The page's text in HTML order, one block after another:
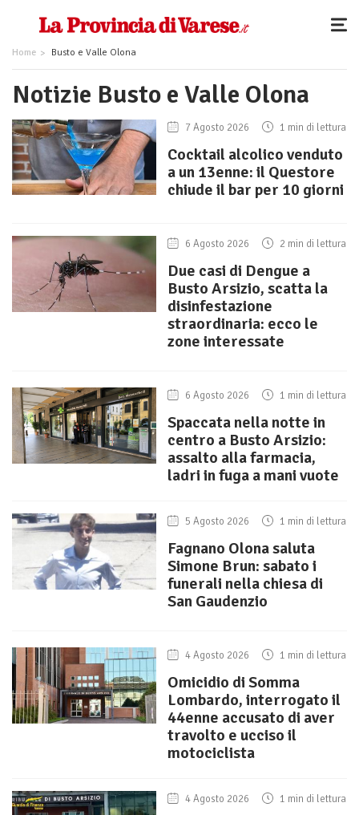
Home Busto e Valle Olona
Notizie Busto e Valle Olona
7 Agosto 2026 1 min di lettura
Cocktail alcolico venduto
a un 13enne: il Questore
chiude il bar per 10 giorni
6 Agosto 2026 2 min di lettura
Due casi di Dengue a
Busto Arsizio, scatta la
disinfestazione
straordinaria: ecco le
zone interessate
6 Agosto 2026 1 min di lettura
Spaccata nella notte in
centro a Busto Arsizio:
assalto alla farmacia,
ladri in fuga a mani vuote
5 Agosto 2026 1 min di lettura
Fagnano Olona saluta
Simone Brun: sabato i
funerali nella chiesa di
San Gaudenzio
4 Agosto 2026 1 min di lettura
Omicidio di Somma
Lombardo, interrogato il
44enne accusato di aver
travolto e ucciso il
motociclista
4 Agosto 2026 1 min di lettura